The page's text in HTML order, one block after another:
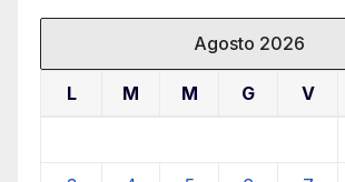
Agosto 2026
L M M G V